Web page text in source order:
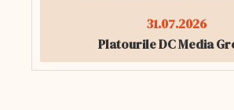
31.07.2026
Platourile DC Media